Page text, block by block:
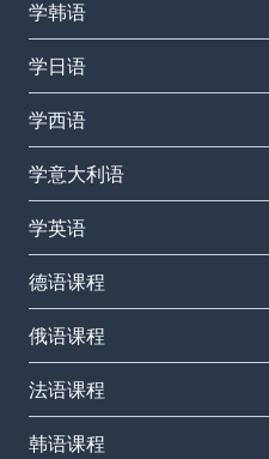
学韩语
学日语
学西语
学意大利语
学英语
德语课程
俄语课程
法语课程
韩语课程